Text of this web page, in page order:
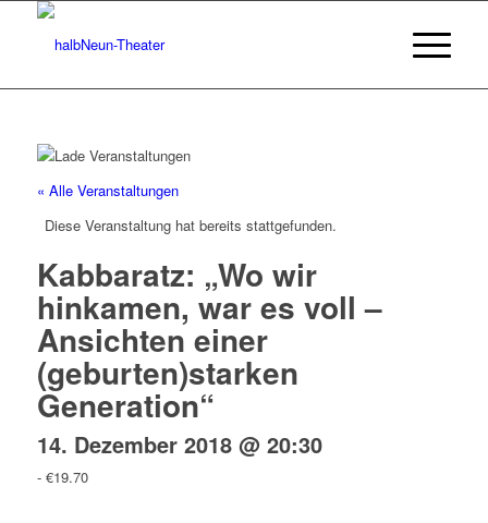
« Alle Veranstaltungen
Diese Veranstaltung hat bereits stattgefunden.
Kabbaratz: „Wo wir
hinkamen, war es voll –
Ansichten einer
(geburten)starken
Generation“
14. Dezember 2018 @ 20:30
- €19.70